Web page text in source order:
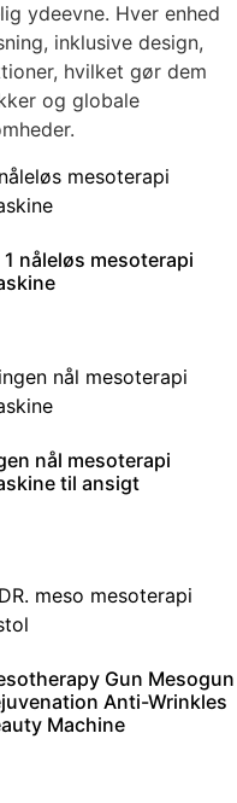
ydeevne. Hver enhed
inklusive design,
hvilket gør dem
og globale
1 nåleløs mesoterapi
nål mesoterapi
til ansigt
Gun Mesogun
Anti-Wrinkles
Machine